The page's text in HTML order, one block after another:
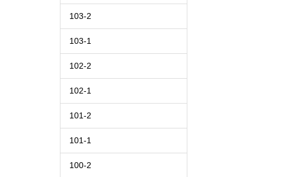
103-2
103-1
102-2
102-1
101-2
101-1
100-2